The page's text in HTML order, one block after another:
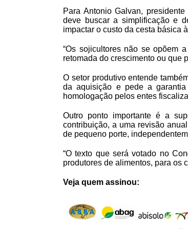
Para Antonio Galvan,
deve buscar a simplificação e
impactar o custo da cesta básica
“Os sojicultores não se opõem
retomada do crescimento ou que
O setor produtivo entende
da aquisição e pede a
homologação pelos entes
Outro ponto importante é a
contribuição, a uma revisão
de pequeno porte,
“O texto que será votado no
produtores de alimentos, para os
Veja quem assinou: